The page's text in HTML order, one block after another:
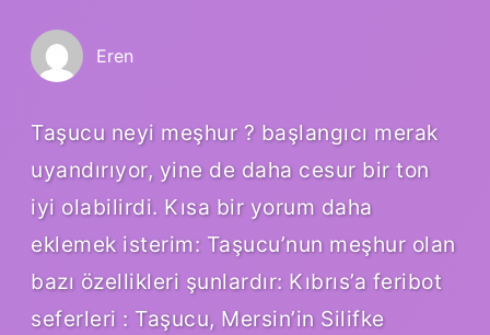
Eren
Taşucu neyi meşhur ? başlangıcı merak
uyandırıyor, yine de daha cesur bir ton
iyi olabilirdi. Kısa bir yorum daha
eklemek isterim: Taşucu’nun meşhur olan
bazı özellikleri şunlardır: Kıbrıs’a feribot
seferleri : Taşucu, Mersin’in Silifke